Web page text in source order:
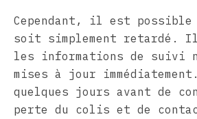
Cependant, il est
soit simplement retardé.
les informations de suivi
mises à jour
quelques jours avant de
perte du colis et de